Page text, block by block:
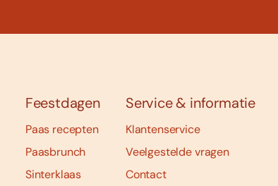
Feestdagen
Paas recepten
Paasbrunch
Sinterklaas
Service & informatie
Klantenservice
Veelgestelde vragen
Contact